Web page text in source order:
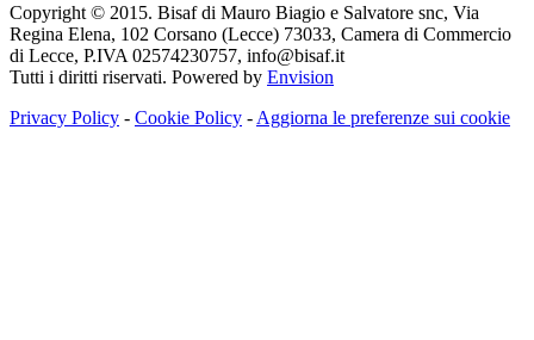
Copyright © 2015. Bisaf di Mauro Biagio e Salvatore snc, Via
Regina Elena, 102 Corsano (Lecce) 73033, Camera di Commercio
di Lecce, P.IVA 02574230757, info@bisaf.it
Tutti i diritti riservati. Powered by Envision
Privacy Policy - Cookie Policy - Aggiorna le preferenze sui cookie